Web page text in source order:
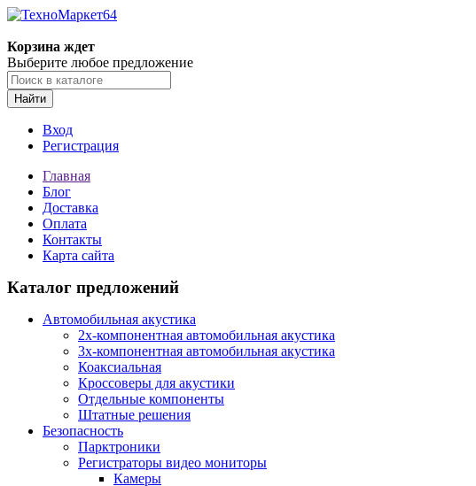
Корзина ждет
Выберите любое предложение
Найти
Вход
Регистрация
Главная
Блог
Доставка
Оплата
Контакты
Карта сайта
Каталог предложений
Автомобильная акустика
2х-компонентная автомобильная акустика
3х-компонентная автомобильная акустика
Коаксиальная
Кроссоверы для акустики
Отдельные компоненты
Штатные решения
Безопасность
Парктроники
Регистраторы видео мониторы
Камеры